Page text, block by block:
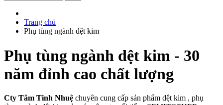
Trang chủ
Phụ tùng ngành dệt kim
Phụ tùng ngành dệt kim - 30
năm đỉnh cao chất lượng
Cty Tâm Tinh Nhuệ chuyên cung cấp sản phẩm dệt kim , phụ